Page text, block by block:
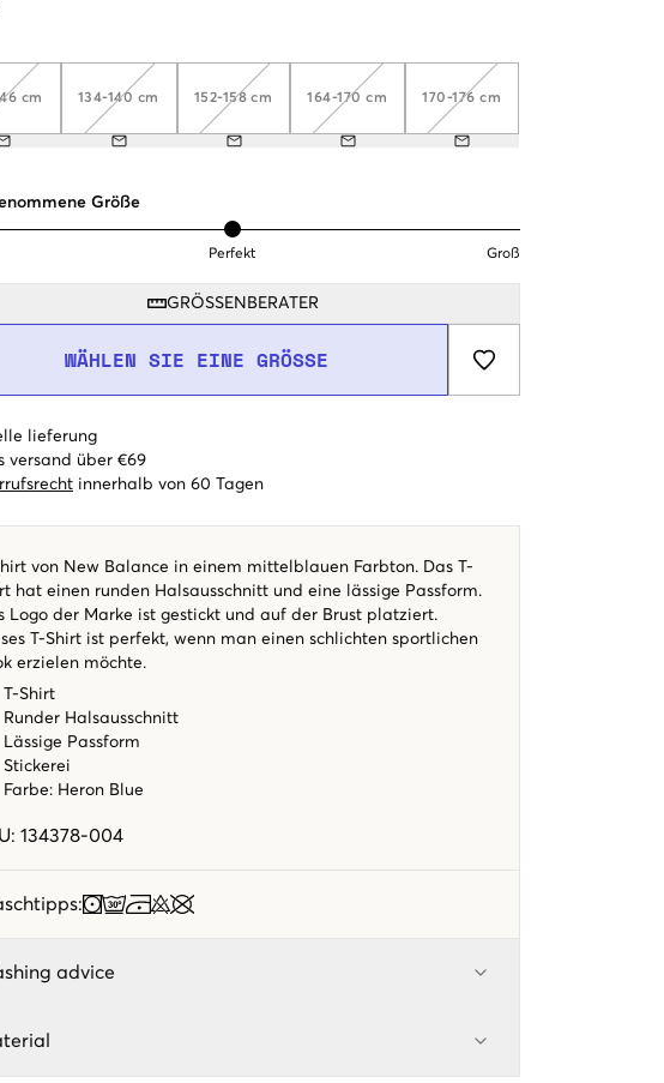
cm 134-140 cm 152-158 cm 164-170 cm 170-176 cm
Größe
Perfekt Groß
GRÖSSENBERATER
WÄHLEN SIE EINE GRÖSSE
lieferung
versand über €69
innerhalb von 60 Tagen
von New Balance in einem mittelblauen Farbton. Das T-
hat einen runden Halsausschnitt und eine lässige Passform.
Logo der Marke ist gestickt und auf der Brust platziert.
T-Shirt ist perfekt, wenn man einen schlichten sportlichen
erzielen möchte.
T-Shirt
Runder Halsausschnitt
Lässige Passform
Stickerei
Farbe: Heron Blue
: 134378-004
:
advice